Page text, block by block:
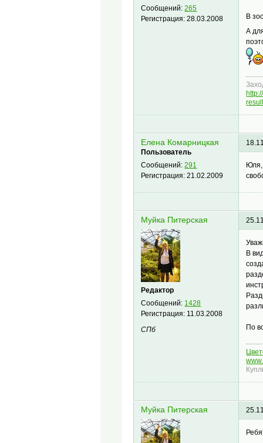
Сообщений:265
Регистрация:28.03.2008
В
А
Елена Комарницкая
Пользователь
Сообщений:291
Регистрация:21.02.2009
Юля,
Муйка Питерская
Редактор
Сообщений: 1428
Регистрация: 11.03.2008
СПб
В
По
Муйка Питерская